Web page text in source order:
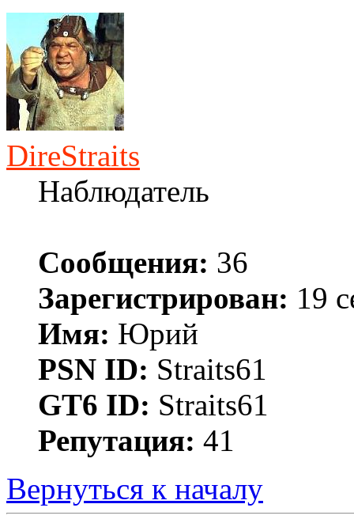
DireStraits
Наблюдатель
Сообщения: 36
Зарегистрирован: 19
Имя: Юрий
PSN ID: Straits61
GT6 ID: Straits61
Репутация: 41
Вернуться к началу